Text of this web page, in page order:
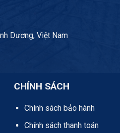
Dương, Việt Nam
CHÍNH SÁCH
Chính sách bảo hành
Chính sách thanh toán